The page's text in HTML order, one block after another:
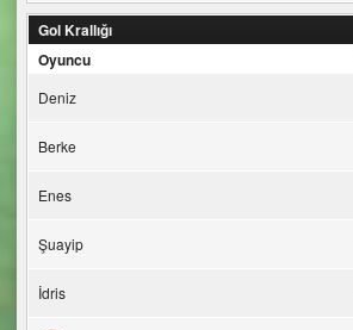
Gol Krallığı
Oyuncu
Deniz
Berke
Enes
Şuayip
İdris